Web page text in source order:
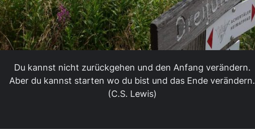
Du kannst nicht zurückgehen und den Anfang verändern.
Aber du kannst starten wo du bist und das Ende verändern.
(C.S. Lewis)